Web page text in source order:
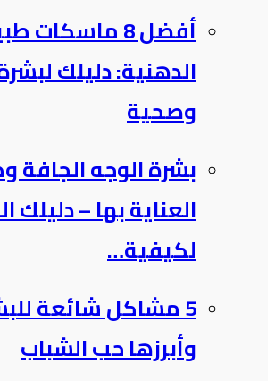
أفضل 8
الدهنية: دليلك
وصحية
بشرة الوجه الجافة
العناية بها – دليلك
لكيفية…
5 مشاكل شائعة
وأبرزها حب الشباب